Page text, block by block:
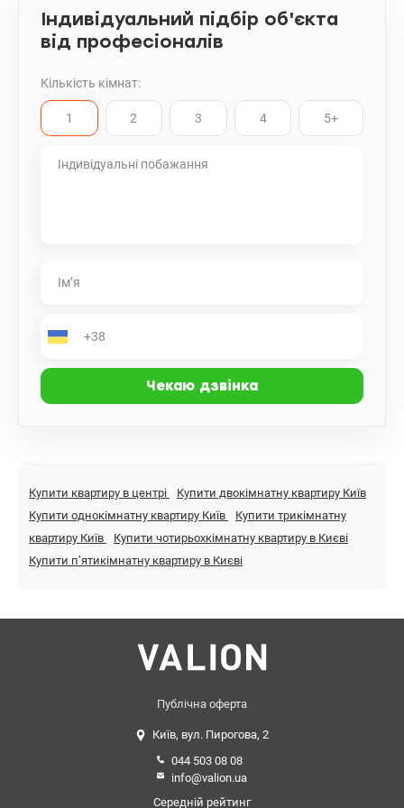
Індивідуальний підбір об'єкта
від професіоналів
Кількість кімнат:
1 2 3 4 5+
Купити квартиру в центрі
Купити двокімнатну квартиру Київ
Купити однокімнатну квартиру Київ
Купити трикімнатну
квартиру Київ
Купити чотирьохкімнатну квартиру в Києві
Купити пʼятикімнатну квартиру в Києві
Публічна оферта
Київ, вул. Пирогова, 2
044 503 08 08
info@valion.ua
Середній рейтинг